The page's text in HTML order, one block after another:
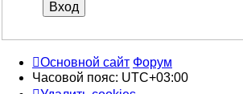
Основной сайт Форум
Часовой пояс: UTC+03:00